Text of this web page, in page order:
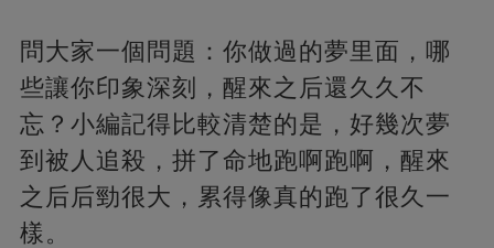
問大家一個問題：你做過的夢里面，哪
些讓你印象深刻，醒來之后還久久不
忘？小編記得比較清楚的是，好幾次夢
到被人追殺，拼了命地跑啊跑啊，醒來
之后后勁很大，累得像真的跑了很久一
樣。